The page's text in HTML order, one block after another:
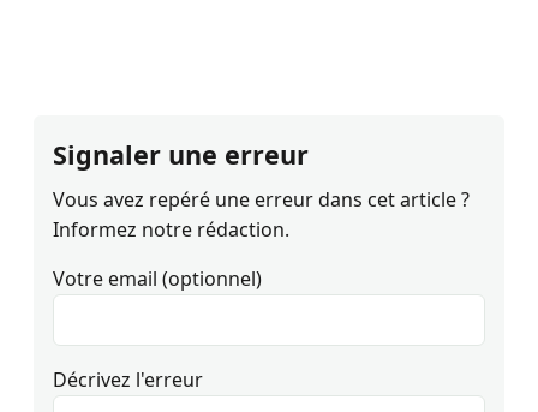
Signaler une erreur
Vous avez repéré une erreur dans cet article ?
Informez notre rédaction.
Votre email (optionnel)
Décrivez l'erreur